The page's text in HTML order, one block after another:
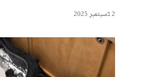
2 בسبتمبر 2025